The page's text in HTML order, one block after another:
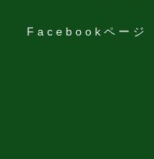
Facebookページ